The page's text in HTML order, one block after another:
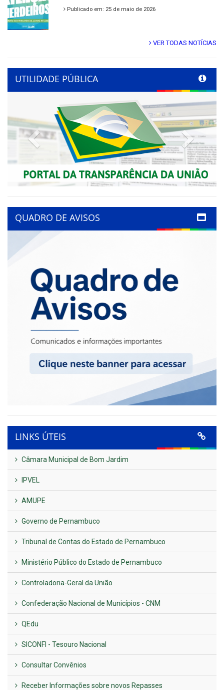
Publicado em: 25 de maio de 2026
VER TODAS NOTÍCIAS
UTILIDADE PÚBLICA
Previous Next
QUADRO DE AVISOS
LINKS ÚTEIS
Câmara Municipal de Bom Jardim
IPVEL
AMUPE
Governo de Pernambuco
Tribunal de Contas do Estado de Pernambuco
Ministério Público do Estado de Pernambuco
Controladoria-Geral da União
Confederação Nacional de Municípios - CNM
QEdu
SICONFI - Tesouro Nacional
Consultar Convênios
Receber Informações sobre novos Repasses